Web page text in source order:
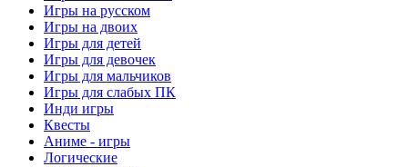
Игры на русском
Игры на двоих
Игры для детей
Игры для девочек
Игры для мальчиков
Игры для слабых ПК
Инди игры
Квесты
Аниме - игры
Логические